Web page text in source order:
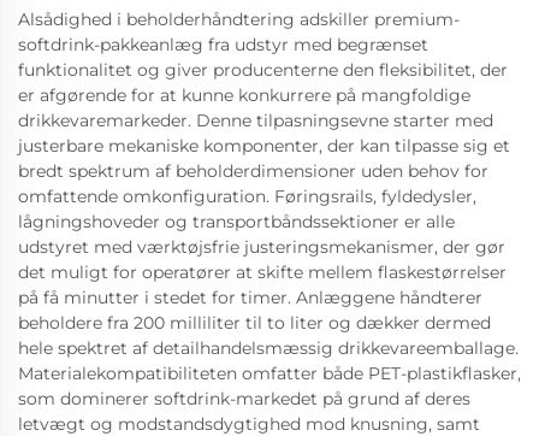
Alsådighed i beholderhåndtering adskiller premium-
softdrink-pakkeanlæg fra udstyr med begrænset
funktionalitet og giver producenterne den fleksibilitet, der
er afgørende for at kunne konkurrere på mangfoldige
drikkevaremarkeder. Denne tilpasningsevne starter med
justerbare mekaniske komponenter, der kan tilpasse sig et
bredt spektrum af beholderdimensioner uden behov for
omfattende omkonfiguration. Føringsrails, fyldedysler,
lågningshoveder og transportbåndssektioner er alle
udstyret med værktøjsfrie justeringsmekanismer, der gør
det muligt for operatører at skifte mellem flaskestørrelser
på få minutter i stedet for timer. Anlæggene håndterer
beholdere fra 200 milliliter til to liter og dækker dermed
hele spektret af detailhandelsmæssig drikkevareemballage.
Materialekompatibiliteten omfatter både PET-plastikflasker,
som dominerer softdrink-markedet på grund af deres
letvægt og modstandsdygtighed mod knusning, samt